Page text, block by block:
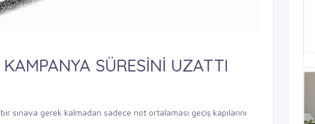
SÜRESİNİ UZATTI
sınava gerek kalmadan sadece not ortalaması geçiş kapılarını